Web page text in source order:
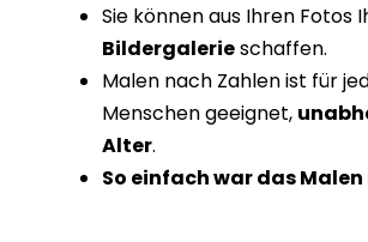
Sie können aus Ihren Fotos
Bildergalerieschaffen.
Malen nach Zahlen ist für
Menschen geeignet,
Alter.
So einfach war das